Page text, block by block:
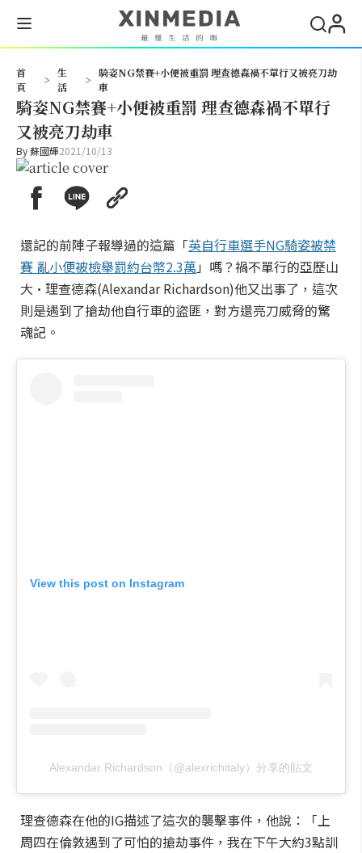
首
頁
>
生
活
>
騎姿NG禁賽+小便被重罰 理查德森禍不單行又被亮刀劫
車
騎姿NG禁賽+小便被重罰 理查德森禍不單行
又被亮刀劫車
By蘇國輝2021/10/13
還記的前陣子報導過的這篇「英自行車選手NG騎姿被禁
賽 亂小便被檢舉罰約台幣2.3萬 」嗎？禍不單行的亞歷山
大·理查德森(Alexandar Richardson)他又出事了，這次
則是遇到了搶劫他自行車的盜匪，對方還亮刀威脅的驚
魂記。
View this post on Instagram
Alexandar Richardson（@alexrichitaly）分享的貼文
理查德森在他的IG描述了這次的襲擊事件，他說：「上
周四在倫敦遇到了可怕的搶劫事件，我在下午大約3點訓